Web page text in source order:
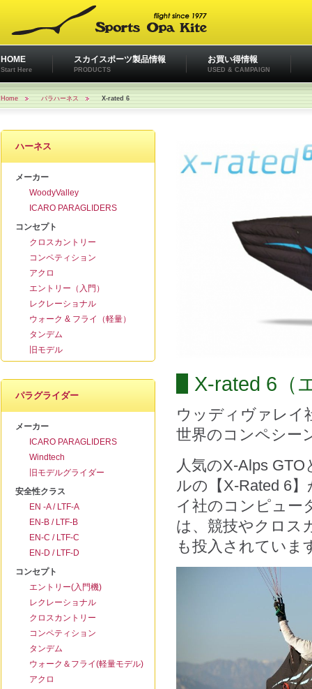
HOME
Start Here
スカイスポーツ製品情報
PRODUCTS
お買い得情報
USED & CAMPAIGN
Home パラハーネス X-rated 6
ハーネス
メーカー
WoodyValley
ICARO PARAGLIDERS
コンセプト
クロスカントリー
コンペティション
アクロ
エントリー（入門）
レクレーショナル
ウォーク & フライ（軽量）
タンデム
旧モデル
パラグライダー
メーカー
ICARO PARAGLIDERS
Windtech
旧モデルグライダー
安全性クラス
EN -A / LTF-A
EN-B / LTF-B
EN-C / LTF-C
EN-D / LTF-D
コンセプト
エントリー(入門機)
レクレーショナル
クロスカントリー
コンペティション
タンデム
ウォーク＆フライ(軽量モデル)
アクロ
X-rated 6（
ウッディヴァレイ
世界のコンペシー
人気のX-Alps
ルの【X-Rated 6
イ社のコンピュー
は、競技やクロス
も投入されていま